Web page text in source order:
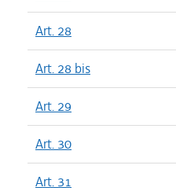
Art. 28
Art. 28 bis
Art. 29
Art. 30
Art. 31